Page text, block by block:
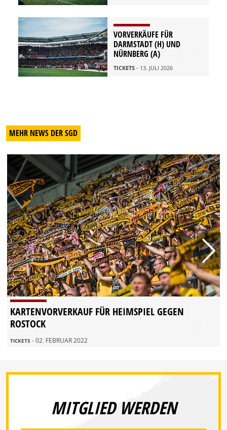
VORVERKÄUFE FÜR
DARMSTADT (H) UND
NÜRNBERG (A)
TICKETS - 13. JULI 2026
MEHR NEWS DER SGD
KARTENVORVERKAUF FÜR HEIMSPIEL GEGEN
ROSTOCK
TICKETS - 02. FEBRUAR 2022
MITGLIED WERDEN